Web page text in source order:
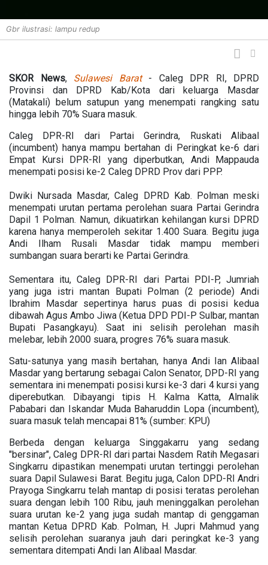
Gbr ilustrasi: lampu redup
SKOR News, Sulawesi Barat- Caleg DPR RI, DPRD
Provinsi dan DPRD Kab/Kota dari keluarga Masdar
(Matakali) belum satupun yang menempati rangking satu
hingga lebih 70% Suara masuk.
Caleg DPR-RI dari Partai Gerindra, Ruskati Alibaal
(incumbent) hanya mampu bertahan di Peringkat ke-6 dari
Empat Kursi DPR-RI yang diperbutkan, Andi Mappauda
menempati posisi ke-2 Caleg DPRD Prov dari PPP.
Dwiki Nursada Masdar, Caleg DPRD Kab. Polman meski
menempati urutan pertama perolehan suara Partai Gerindra
Dapil 1 Polman. Namun, dikuatirkan kehilangan kursi DPRD
karena hanya memperoleh sekitar 1.400 Suara. Begitu juga
Andi Ilham Rusali Masdar tidak mampu memberi
sumbangan suara berarti ke Partai Gerindra.
Sementara itu, Caleg DPR-RI dari Partai PDI-P, Jumriah
yang juga istri mantan Bupati Polman (2 periode) Andi
Ibrahim Masdar sepertinya harus puas di posisi kedua
dibawah Agus Ambo Jiwa (Ketua DPD PDI-P Sulbar, mantan
Bupati Pasangkayu). Saat ini selisih perolehan masih
melebar, lebih 2000 suara, progres 76% suara masuk.
Satu-satunya yang masih bertahan, hanya Andi Ian Alibaal
Masdar yang bertarung sebagai Calon Senator, DPD-RI yang
sementara ini menempati posisi kursi ke-3 dari 4 kursi yang
diperebutkan. Dibayangi tipis H. Kalma Katta, Almalik
Pababari dan Iskandar Muda Baharuddin Lopa (incumbent),
suara masuk telah mencapai 81% (sumber: KPU)
Berbeda dengan keluarga Singgakarru yang sedang
"bersinar", Caleg DPR-RI dari partai Nasdem Ratih Megasari
Singkarru dipastikan menempati urutan tertinggi perolehan
suara Dapil Sulawesi Barat. Begitu juga, Calon DPD-RI Andri
Prayoga Singkarru telah mantap di posisi teratas perolehan
suara dengan lebih 100 Ribu, jauh meninggalkan perolehan
suara urutan ke-2 yang juga sudah mantap di genggaman
mantan Ketua DPRD Kab. Polman, H. Jupri Mahmud yang
selisih perolehan suaranya jauh dari peringkat ke-3 yang
sementara ditempati Andi Ian Alibaal Masdar.